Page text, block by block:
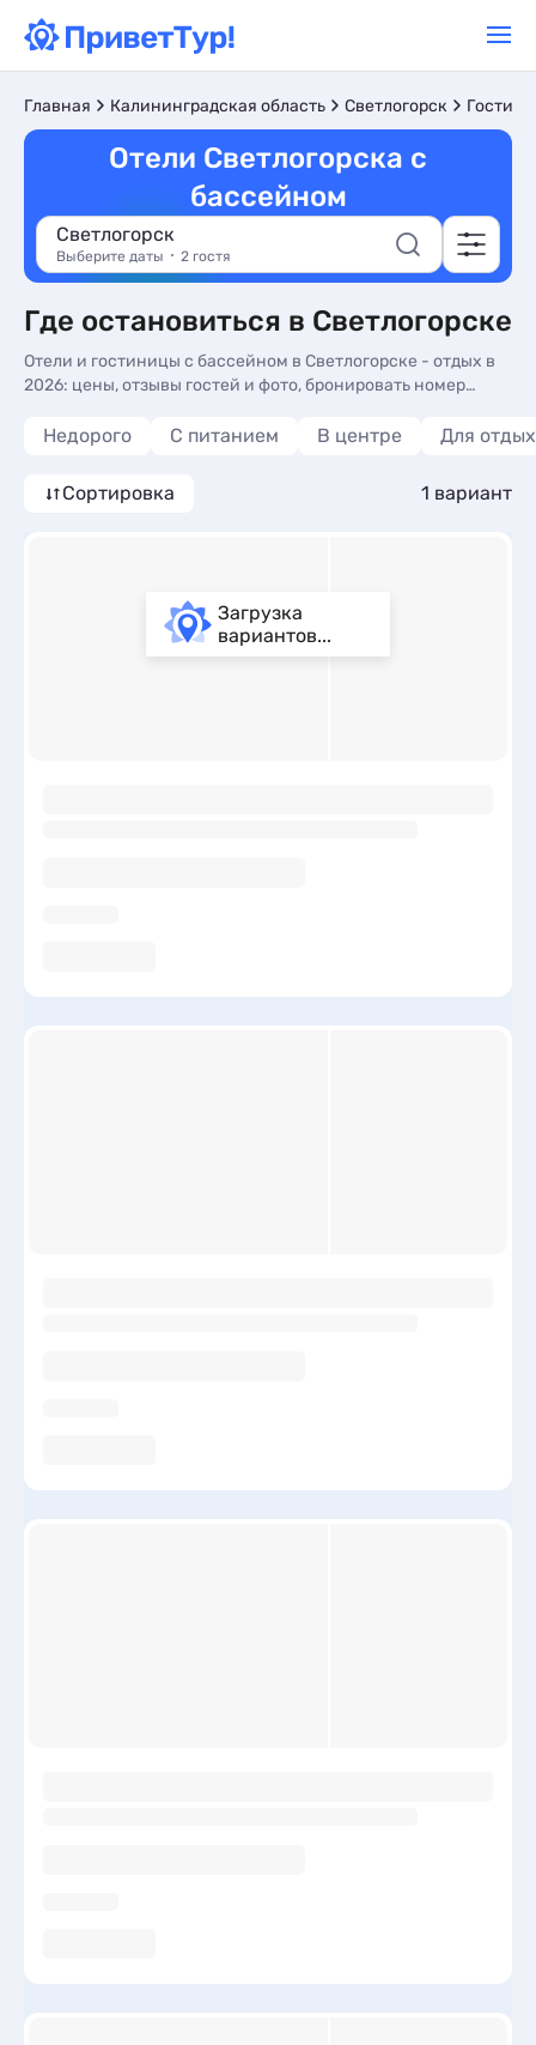
Главная Калининградская область Светлогорск
Отели Светлогорска с
бассейном
Светлогорск
Выберите даты 2 гостя
Где остановиться в Светлогорске
Отели и гостиницы с бассейном в Светлогорске - отдых в
2026: цены, отзывы гостей и фото, бронировать номер
Гостиницы и отели Светлогорска с бассейном - более 10
трансфером (платно) и сменой белья.
Недорого С питанием В центре Для
Сортировка 1 вариант
Загрузка
вариантов...